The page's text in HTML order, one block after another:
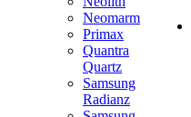
Neomarm
Primax
Quantra
Quartz
Samsung
Radianz